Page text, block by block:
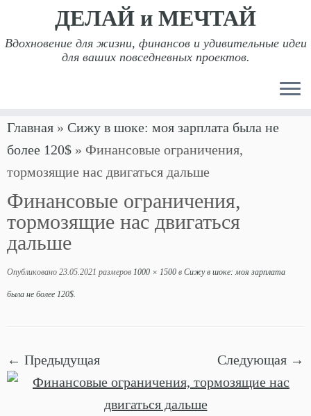
Перейти
содержимому
ДЕЛАЙ и МЕЧТАЙ
Вдохновение для жизни, финансов и удивительные идеи
для ваших повседневных проектов.
Главная » Сижу в шоке: моя зарплата была не
более 120$ » Финансовые ограничения,
тормозящие нас двигаться дальше
Финансовые ограничения,
тормозящие нас двигаться
дальше
Опубликовано 23.05.2021 размеров 1000 × 1500 в Сижу в шоке: моя зарплата
была не более 120$.
← Предыдущая Следующая →